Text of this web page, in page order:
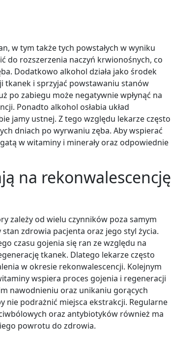
w tym także tych powstałych w wyniku
do rozszerzenia naczyń krwionośnych, co
Dodatkowo alkohol działa jako środek
tkanek i sprzyjać powstawaniu stanów
po zabiegu może negatywnie wpłynąć na
Ponadto alkohol osłabia układ
jamy ustnej. Z tego względu lekarze często
dniach po wyrwaniu zęba. Aby wspierać
w witaminy i minerały oraz odpowiednie
na rekonwalescencję
zależy od wielu czynników poza samym
zdrowia pacjenta oraz jego styl życia.
czasu gojenia się ran ze względu na
tkanek. Dlatego lekarze często
w okresie rekonwalescencji. Kolejnym
wspiera proces gojenia i regeneracji
nawodnieniu oraz unikaniu gorących
nie podrażnić miejsca ekstrakcji. Regularne
oraz antybiotyków również ma
powrotu do zdrowia.